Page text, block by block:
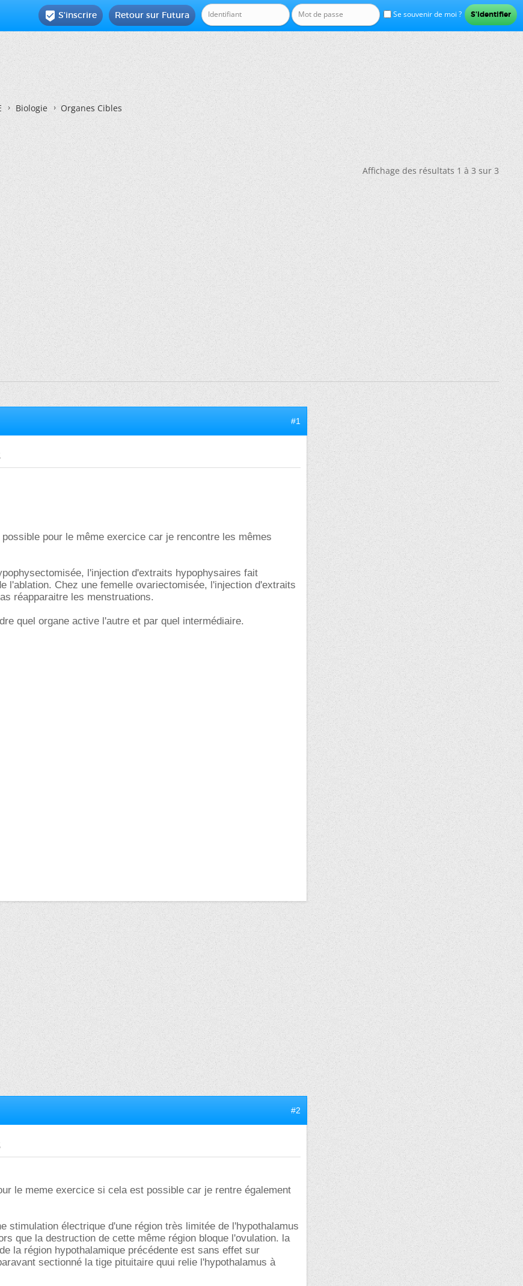
Se souvenir de moi ?
Retour sur Futura
 S'inscrire
Biologie Organes Cibles
Affichage des résultats 1 à 3 sur 3
#1
pour le même exercice car je rencontre les mêmes
l'injection d'extraits hypophysaires fait
l'ablation. Chez une femelle ovariectomisée, l'injection d'extraits
réapparaitre les menstruations.
quel organe active l'autre et par quel intermédiaire.
#2
le meme exercice si cela est possible car je rentre également
stimulation électrique d'une région très limitée de l'hypothalamus
que la destruction de cette même région bloque l'ovulation. la
la région hypothalamique précédente est sans effet sur
sectionné la tige pituitaire quui relie l'hypothalamus à